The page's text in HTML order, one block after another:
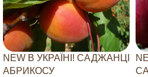
NEW В УКРАЇНІ! САДЖАНЦІ
АБРИКОСУ